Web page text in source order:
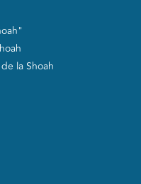
la Shoah